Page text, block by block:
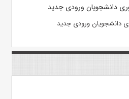
دانشجویان ورودی جدید